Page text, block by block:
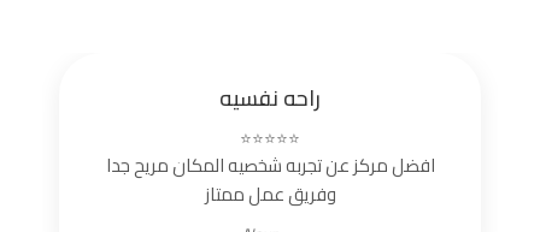
راحه نفسيه
⭐⭐⭐⭐⭐
افضل مركز عن تجربه شخصيه المكان مريح جدا
وفريق عمل ممتاز